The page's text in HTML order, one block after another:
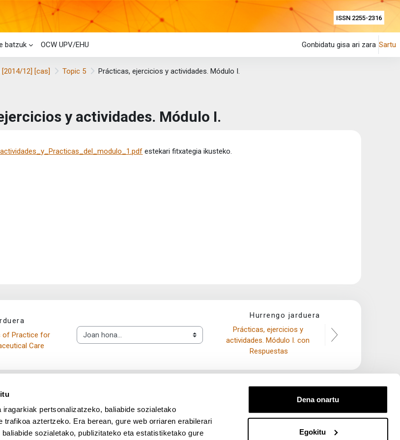
pertsonalizatzeko, baliabide sozialetako
aztertzeko. Era berean, gure web orriaren erabilerari
sozialetako, publizitateko eta estatistiketako gure
Dena onartu
Egokitu
ISSN 2255-2316
batzuk OCW UPV/EHU Gonbidatu gisa ari zara Sartu
12] [cas] Topic 5 Prácticas, ejercicios y actividades. Módulo I.
y actividades. Módulo I.
estekari fitxategia ikusteko.
of Practice for
Care
Joan hona...
Hurrengo jarduera
Prácticas, ejercicios y
actividades. Módulo I. con
Respuestas
UPV/EHU en Facebook (abre ventana nueva)
UPV/EHU en Twitter (abre ventana nueva)
UPV/EHU en LinkedIn (abre ventana nueva)
UPV/EHU en YouTube (abre ventana nueva)